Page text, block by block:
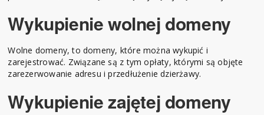
Wykupienie wolnej domeny
Wolne domeny, to domeny, które można wykupić i
zarejestrować. Związane są z tym opłaty, którymi są objęte
zarezerwowanie adresu i przedłużenie dzierżawy.
Wykupienie zajętej domeny